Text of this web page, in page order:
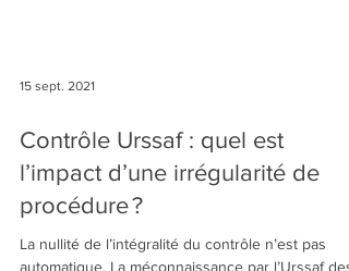
15 sept. 2021
Contrôle Urssaf : quel est
l’impact d’une irrégularité de
procédure ?